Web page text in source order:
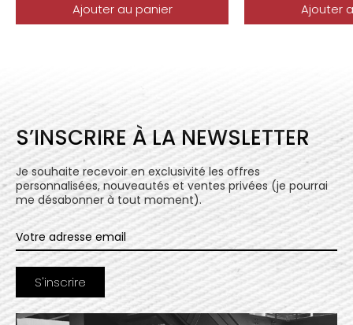
Ajouter au panier Ajouter
S’INSCRIRE À LA NEWSLETTER
Je souhaite recevoir en exclusivité les offres
personnalisées, nouveautés et ventes privées (je pourrai
me désabonner à tout moment).